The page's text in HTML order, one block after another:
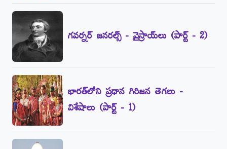
గవర్నర్‌ జనరల్స్‌ - వైస్రాయ్‌లు (పార్ట్‌ - 2)
భారత్‌లోని ప్రధాన గిరిజన తెగలు -
విశేషాలు (పార్ట్‌ - 1)